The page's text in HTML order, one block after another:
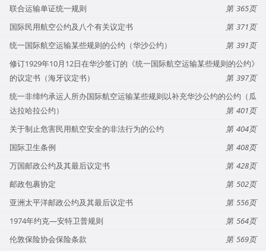
联合运输单证统一规则
365
国际民用航空公约及八个有关议定书
371
统一国际航空运输某些规则的公约（华沙公约）
391
修订1929年10月12日在华沙签订的《统一国际航空运输某些规则的公约》
的议定书（海牙议定书）
397
统一非缔约承运人所办国际航空运输某些规则以补充华沙公约的公约（瓜
达拉哈拉公约）
401
关于制止危害民用航空安全的非法行为的公约
404
国际卫生条例
408
万国邮政公约及其最后议定书
428
邮政包裹协定
502
亚洲太平洋邮政公约及其最后议定书
556
1974年约克—安特卫普规则
564
伦敦保险协会保险条款
569